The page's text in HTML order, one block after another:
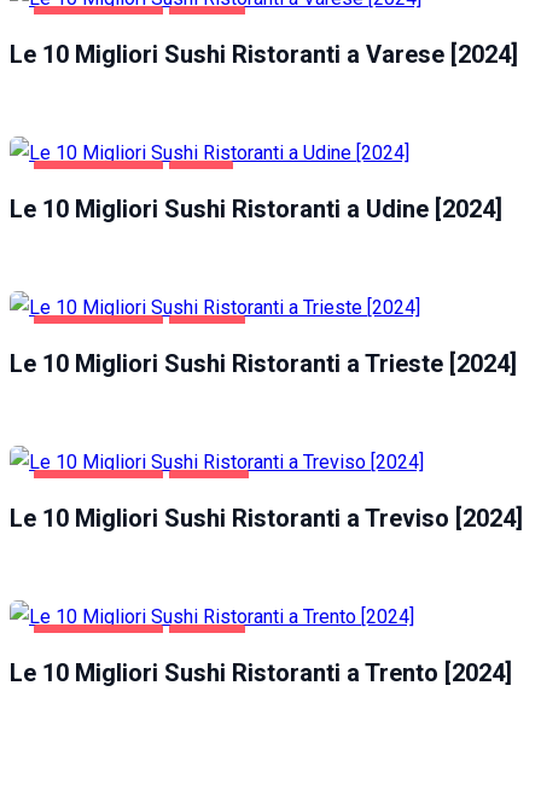
Le 10 Migliori Sushi Ristoranti a Varese [2024]
Le 10 Migliori Sushi Ristoranti a Udine [2024]
Le 10 Migliori Sushi Ristoranti a Trieste [2024]
Le 10 Migliori Sushi Ristoranti a Treviso [2024]
Le 10 Migliori Sushi Ristoranti a Trento [2024]